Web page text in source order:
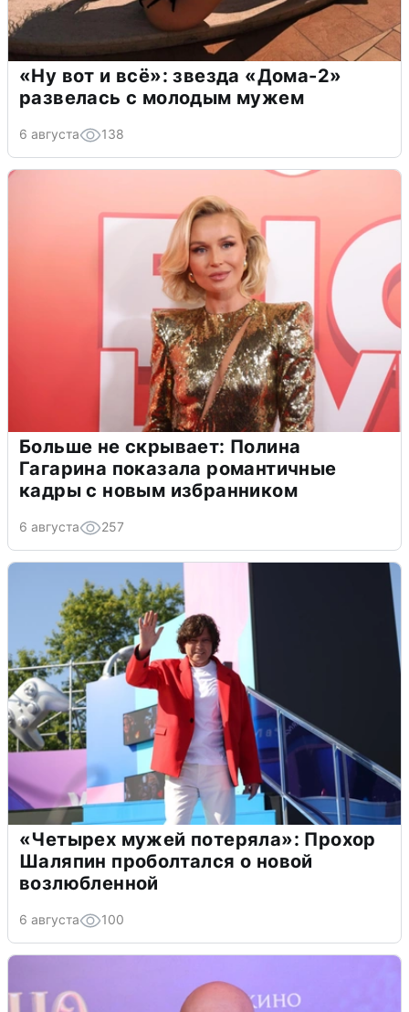
«Ну вот и всё»: звезда «Дома-2»
развелась с молодым мужем
6 августа 138
Больше не скрывает: Полина
Гагарина показала романтичные
кадры с новым избранником
6 августа 257
«Четырех мужей потеряла»: Прохор
Шаляпин проболтался о новой
возлюбленной
6 августа 100